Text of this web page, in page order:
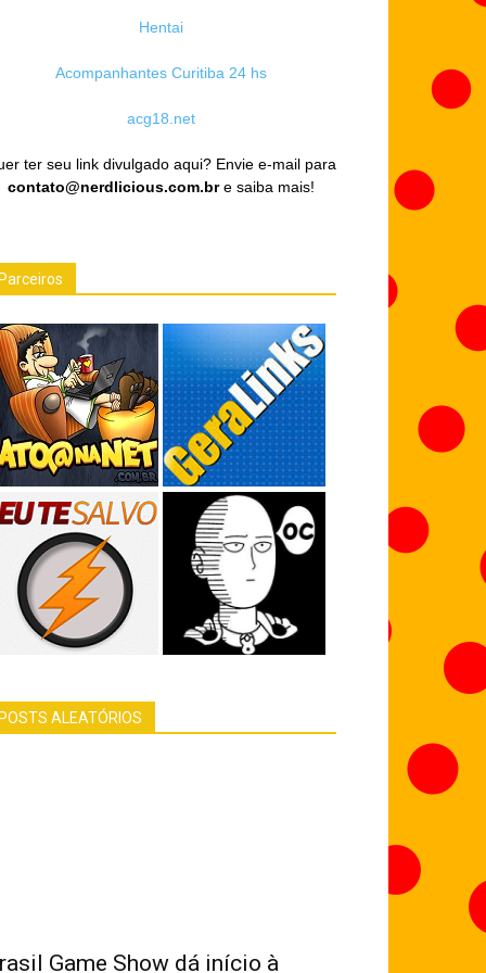
Hentai
Acompanhantes Curitiba 24 hs
acg18.net
ter seu link divulgado aqui? Envie e-mail para
contato@nerdlicious.com.bre saiba mais!
ALEATÓRIOS
Game Show dá início à